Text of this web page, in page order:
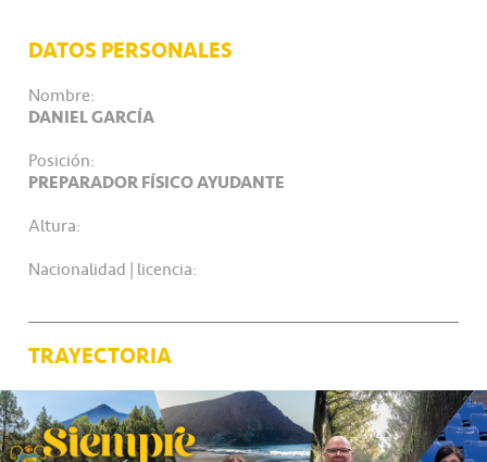
DATOS PERSONALES
Nombre:
DANIEL GARCÍA
Posición:
PREPARADOR FÍSICO AYUDANTE
Altura:
Nacionalidad | licencia:
TRAYECTORIA